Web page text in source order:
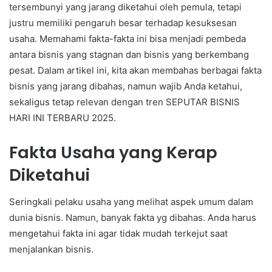
tersembunyi yang jarang diketahui oleh pemula, tetapi
justru memiliki pengaruh besar terhadap kesuksesan
usaha. Memahami fakta-fakta ini bisa menjadi pembeda
antara bisnis yang stagnan dan bisnis yang berkembang
pesat. Dalam artikel ini, kita akan membahas berbagai fakta
bisnis yang jarang dibahas, namun wajib Anda ketahui,
sekaligus tetap relevan dengan tren SEPUTAR BISNIS
HARI INI TERBARU 2025.
Fakta Usaha yang Kerap
Diketahui
Seringkali pelaku usaha yang melihat aspek umum dalam
dunia bisnis. Namun, banyak fakta yg dibahas. Anda harus
mengetahui fakta ini agar tidak mudah terkejut saat
menjalankan bisnis.